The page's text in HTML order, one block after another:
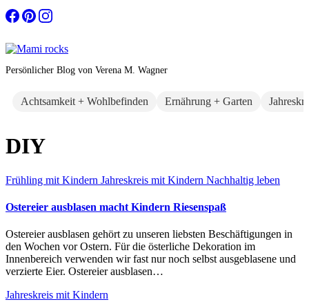
Zum
Inhalt
Persönlicher Blog von Verena M. Wagner
Achtsamkeit + Wohlbefinden Ernährung + Garten
DIY
Frühling mit Kindern Jahreskreis mit Kindern Nachhaltig leben
Ostereier ausblasen macht Kindern Riesenspaß
Ostereier ausblasen gehört zu unseren liebsten Beschäftigungen in
den Wochen vor Ostern. Für die österliche Dekoration im
Innenbereich verwenden wir fast nur noch selbst ausgeblasene und
verzierte Eier. Ostereier ausblasen…
Jahreskreis mit Kindern